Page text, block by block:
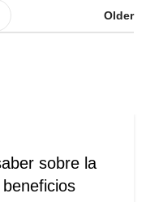
Older
sobre la